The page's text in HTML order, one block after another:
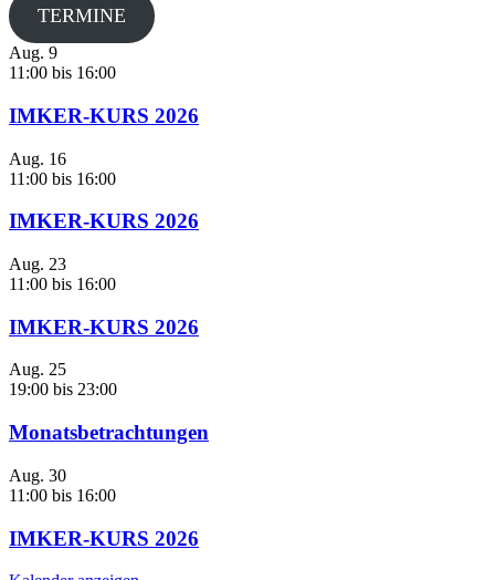
TERMINE
Aug. 9
11:00 bis 16:00
IMKER-KURS 2026
Aug. 16
11:00 bis 16:00
IMKER-KURS 2026
Aug. 23
11:00 bis 16:00
IMKER-KURS 2026
Aug. 25
19:00 bis 23:00
Monatsbetrachtungen
Aug. 30
11:00 bis 16:00
IMKER-KURS 2026